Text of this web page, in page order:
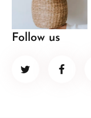
Follow us